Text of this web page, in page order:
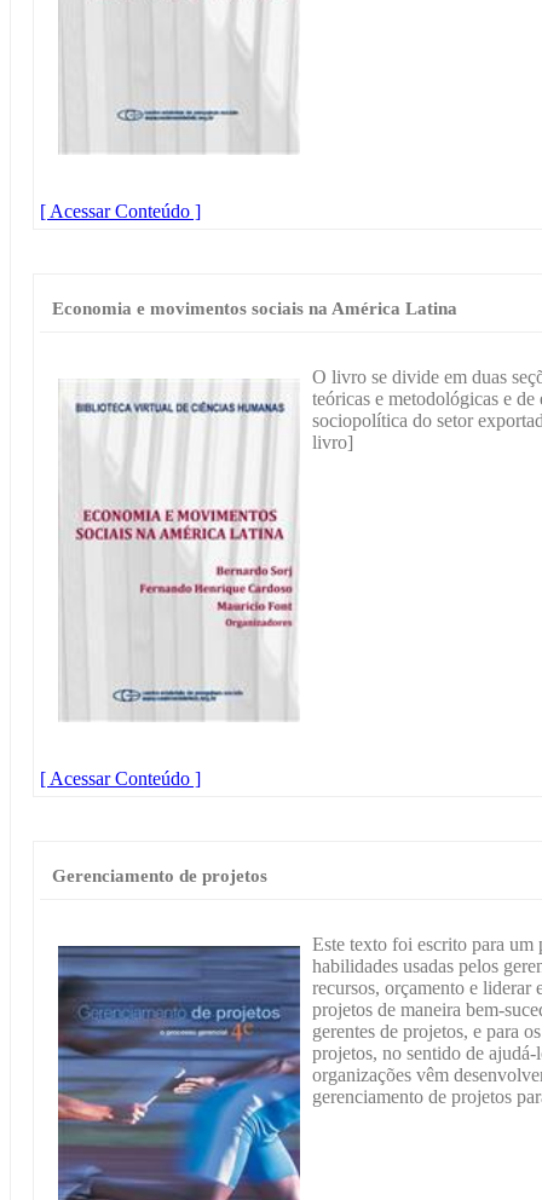
[ Acessar Conteúdo ]
Economia e movimentos sociais na América Latina
O livro se divide em duas
teóricas e metodológicas e de
sociopolítica do setor
livro]
[ Acessar Conteúdo ]
Gerenciamento de projetos
Este texto foi escrito para
habilidades usadas pelos
recursos, orçamento e liderar
projetos de maneira bem-
gerentes de projetos, e para
projetos, no sentido de ajudá-
organizações vêm
gerenciamento de projetos